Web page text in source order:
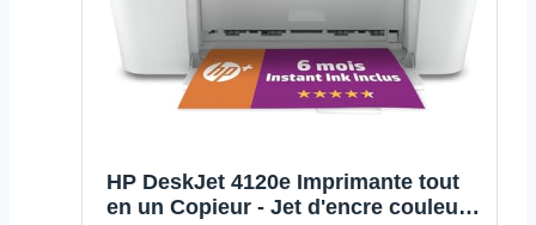
HP DeskJet 4120e Imprimante tout
en un Copieur - Jet d'encre couleur –